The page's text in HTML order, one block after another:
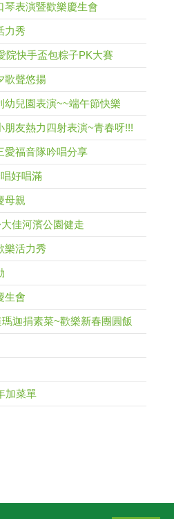
琴表演暨歡樂慶生會
力秀
院快手盃包粽子PK大賽
歌聲悠揚
幼兒園表演~~端午節快樂
朋友熱力四射表演~青春呀!!!
愛福音隊吟唱分享
好唱滿
母親
佳河濱公園健走
樂活力秀
生會
迦捐素菜~歡樂新春團圓飯
加菜單